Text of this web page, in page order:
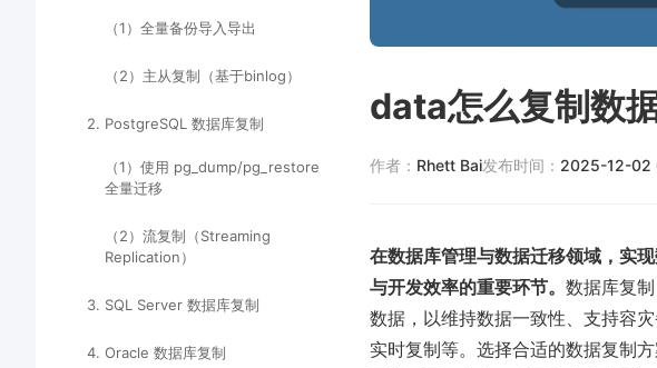
（1）全量备份导入导出
（2）主从复制（基于binlog）
2. PostgreSQL 数据库复制
（1）使用 pg_dump/pg_restore
全量迁移
（2）流复制（Streaming
Replication）
3. SQL Server 数据库复制
4. Oracle 数据库复制
data怎么复制数
作者： Rhett Bai发布时间： 2025-12-02
在数据库管理与数据迁移领域，实
与开发效率的重要环节。 数据库复
数据，以维持数据一致性、支持容
实时复制等。选择合适的数据复制